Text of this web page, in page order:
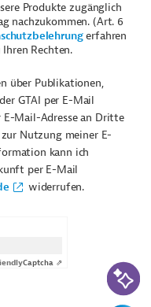
Produkte zugänglich
nachzukommen. (Art. 6
erfahren
Ihren Rechten.
über Publikationen,
GTAI per E-Mail
E-Mail-Adresse an Dritte
Nutzung meiner E-
kann ich
per E-Mail
widerrufen.
Captcha ⇗ KI-